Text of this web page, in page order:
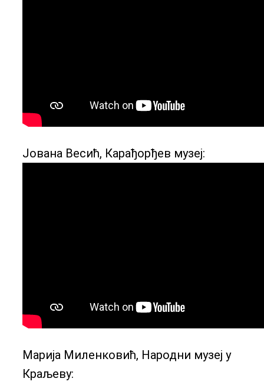
Јована Весић, Карађорђев музеј:
Марија Миленковић, Народни музеј у
Краљеву: